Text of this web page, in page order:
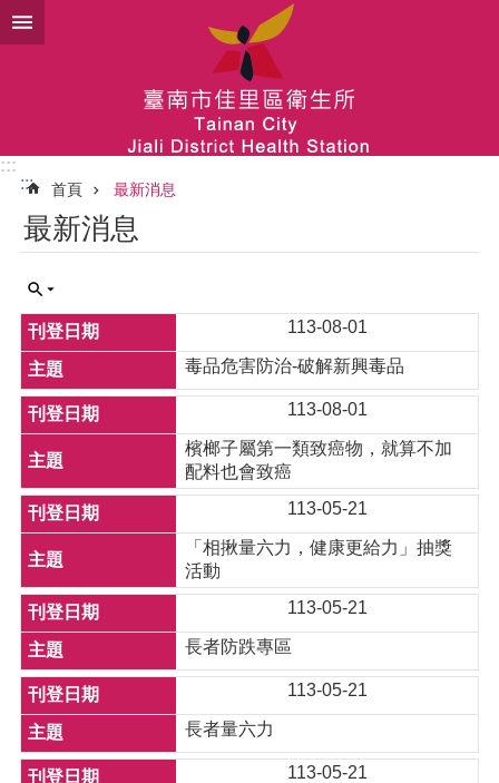
跳到主要內容區塊
:::
:::
首頁 最新消息
最新消息
113-08-01
毒品危害防治-破解新興毒品
113-08-01
檳榔子屬第一類致癌物，就算不加
配料也會致癌
113-05-21
「相揪量六力，健康更給力」抽獎
活動
113-05-21
長者防跌專區
113-05-21
長者量六力
113-05-21